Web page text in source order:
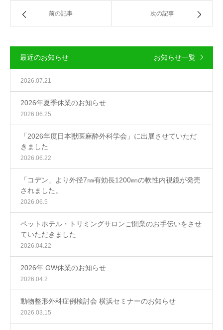
前の記事 次の記事
最近のお知らせ お知らせ一覧
2026.07.21
2026年夏季休業のお知らせ
2026.06.25
「2026年度日本獣医麻酔外科学会」に出展させていただ
きました
2026.06.22
「コデン」より外径7㎜有効長1200㎜の軟性内視鏡が発売
されました。
2026.06.5
ペットホテル・トリミングサロンご開業のお手伝いをさせ
ていただきました
2026.04.22
2026年 GW休業のお知らせ
2026.04.2
動物整形外科症例検討会 横浜セミナーのお知らせ
2026.03.15